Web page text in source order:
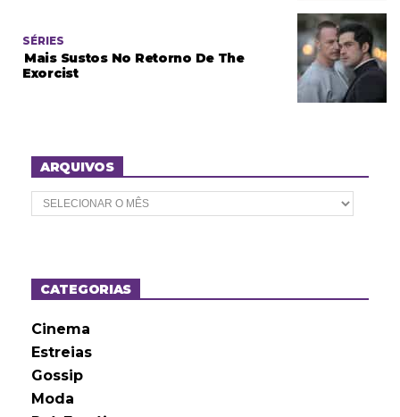
SÉRIES
Mais Sustos No Retorno De The
Exorcist
ARQUIVOS
A
r
o
sCATEGORIAS
Cinema
Estreias
Gossip
Moda